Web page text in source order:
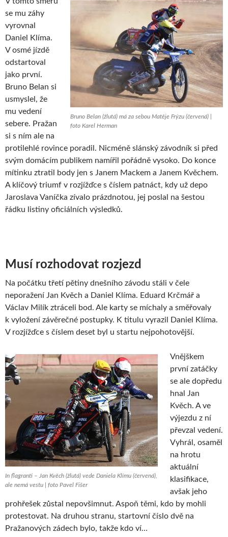
Bruno Belan (žlutá) má za sebou Matěje Frýzu (červená) |
foto Karel Herman
se mu záhy
vyrovnal
Daniel Klíma.
V osmé jízdě
odstartoval
jako první.
Bruno Belan si
usmyslel, že
mu vedení
sebere. Pražan
si s ním ale na
protilehlé rovince poradil. Nicméně slánský závodník si před
svým domácím publikem namířil pořádně vysoko. Do konce
mítinku ztratil body jen s Janem Mackem a Janem Kvěchem.
A klíčový triumf v rozjížďce s číslem patnáct, kdy už depo
Jaroslava Vaníčka zívalo prázdnotou, jej poslal na šestou
řádku listiny oficiálních výsledků.
Musí rozhodovat rozjezd
Na počátku třetí pětiny dnešního závodu stáli v čele
neporažení Jan Kvěch a Daniel Klíma. Eduard Krčmář a
Václav Milík ztráceli bod. Ale karty se míchaly a směřovaly
k vyložení závěrečné postupky. K titulu vyrazil Daniel Klíma.
V rozjížďce s číslem deset byl u startu nejpohotovější.
In flagranti – Jan Kvěch (žlutá) vede Daniela Klímu (červená),
ale nemá vestu | foto Pavel Fišer
Vnějškem
první zatáčky
se ale dopředu
hnal Jan
Kvěch. A ve
výjezdu z ní
převzal vedení.
Vyhrál, osaměl
na hrotu
aktuální
klasifikace,
avšak jeho
prohřešek zůstal nepovšimnut. Aspoň těmi, kdo by mohli
protestovat. Na druhou stranu, startovní číslo dvě na
Pražanových zádech bylo, takže kdo ví…